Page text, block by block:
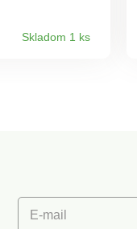
Skladom 1 ks
E-mail